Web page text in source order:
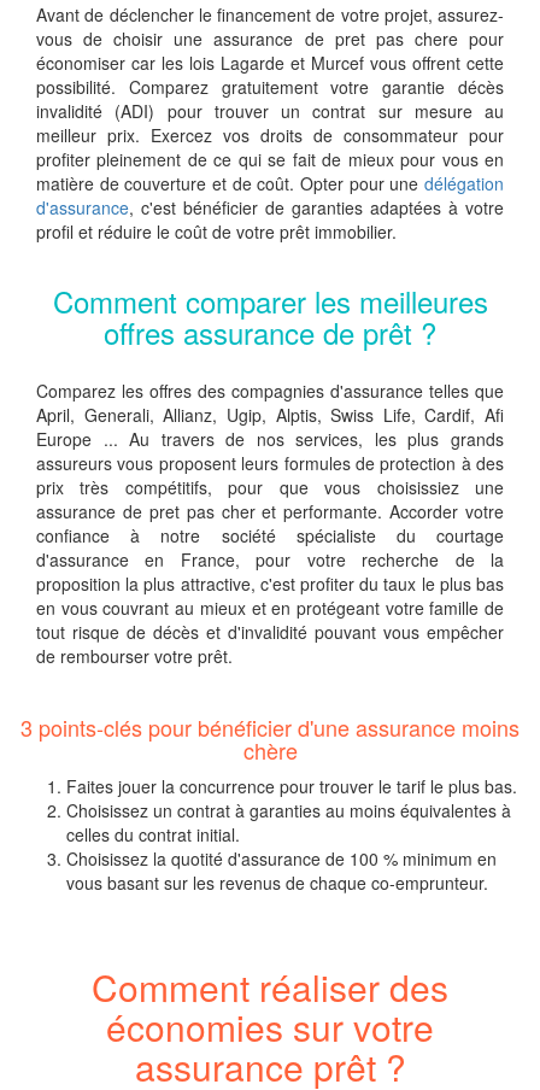
Avant de déclencher le financement de votre projet, assurez-
vous de choisir une assurance de pret pas chere pour
économiser car les lois Lagarde et Murcef vous offrent cette
possibilité. Comparez gratuitement votre garantie décès
invalidité (ADI) pour trouver un contrat sur mesure au
meilleur prix. Exercez vos droits de consommateur pour
profiter pleinement de ce qui se fait de mieux pour vous en
matière de couverture et de coût. Opter pour une délégation
d'assurance, c'est bénéficier de garanties adaptées à votre
profil et réduire le coût de votre prêt immobilier.
Comment comparer les meilleures
offres assurance de prêt ?
Comparez les offres des compagnies d'assurance telles que
April, Generali, Allianz, Ugip, Alptis, Swiss Life, Cardif, Afi
Europe ... Au travers de nos services, les plus grands
assureurs vous proposent leurs formules de protection à des
prix très compétitifs, pour que vous choisissiez une
assurance de pret pas cher et performante. Accorder votre
confiance à notre société spécialiste du courtage
d'assurance en France, pour votre recherche de la
proposition la plus attractive, c'est profiter du taux le plus bas
en vous couvrant au mieux et en protégeant votre famille de
tout risque de décès et d'invalidité pouvant vous empêcher
de rembourser votre prêt.
3 points-clés pour bénéficier d'une assurance moins
chère
Faites jouer la concurrence pour trouver le tarif le plus bas.
Choisissez un contrat à garanties au moins équivalentes à
celles du contrat initial.
Choisissez la quotité d'assurance de 100 % minimum en
vous basant sur les revenus de chaque co-emprunteur.
Comment réaliser des
économies sur votre
assurance prêt ?